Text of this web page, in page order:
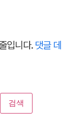
입니다. 댓글 데